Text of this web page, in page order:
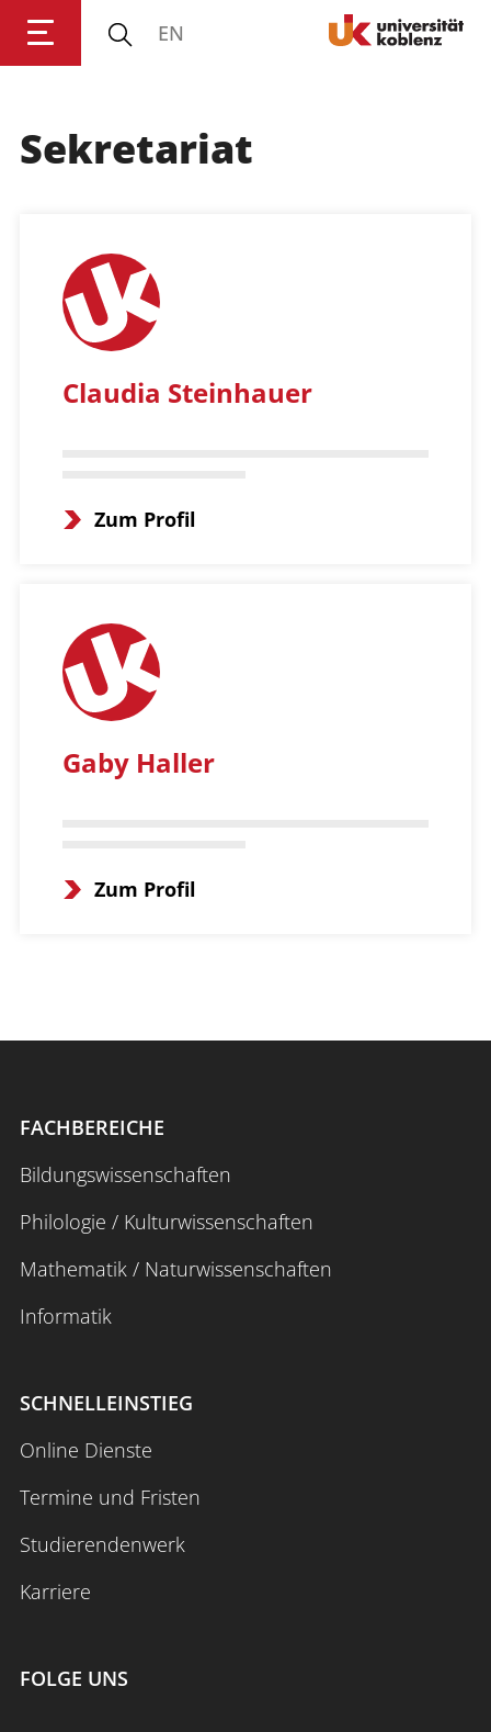
Anmelden Impressum
EN
Sekretariat
Claudia Steinhauer
Zum Profil
Gaby Haller
Zum Profil
FACHBEREICHE
Bildungswissenschaften
Philologie / Kulturwissenschaften
Mathematik / Naturwissenschaften
Informatik
SCHNELLEINSTIEG
Online Dienste
Termine und Fristen
Studierendenwerk
Karriere
FOLGE UNS